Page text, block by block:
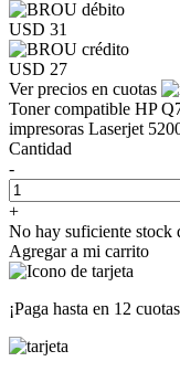
USD 31
USD 27
Ver precios en cuotas
Toner compatible HP
impresoras Laserjet
Cantidad
-
+
No hay suficiente stock
Agregar a mi carrito
¡Paga hasta en 12